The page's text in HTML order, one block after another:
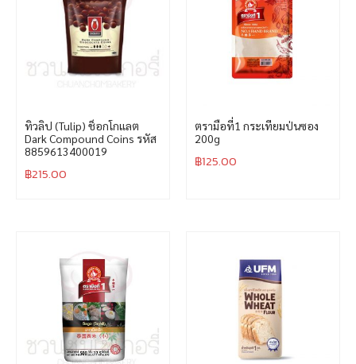
ทิวลิป (Tulip) ช็อกโกแลต
Dark Compound Coins รหัส
8859613400019
฿215.00
ตรามือที่1 กระเทียมป่นซอง
200g
฿125.00